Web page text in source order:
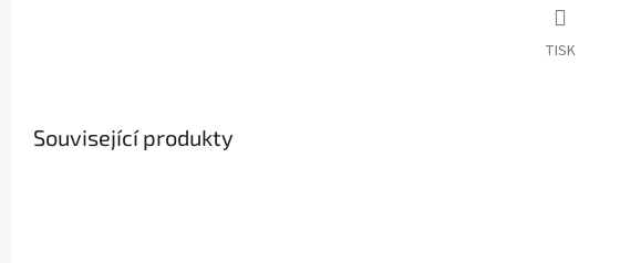
TISK
Související produkty